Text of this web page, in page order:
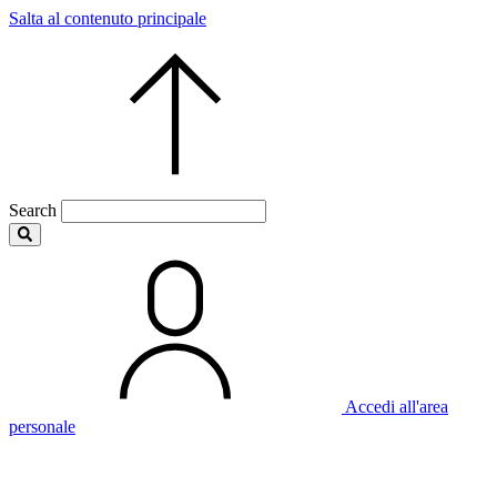
Salta al contenuto principale
Search
Accedi all'area
personale